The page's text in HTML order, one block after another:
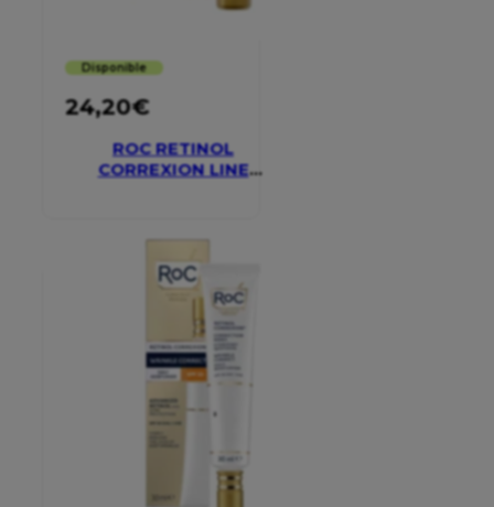
Disponible
24,20€
ROC RETINOL
CORREXION LINE